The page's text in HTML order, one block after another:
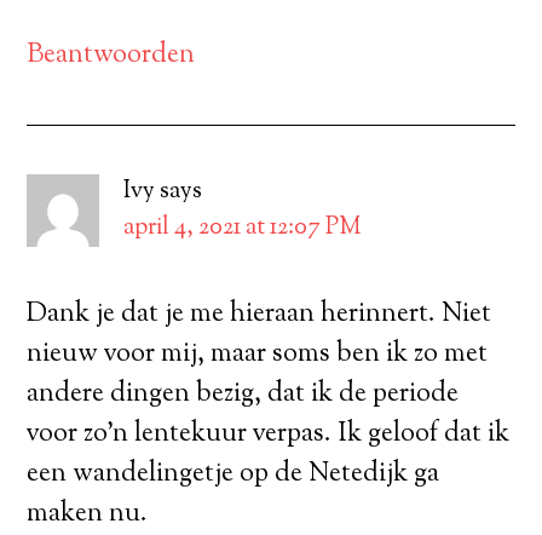
Beantwoorden
Ivy says
april 4, 2021 at 12:07 PM
Dank je dat je me hieraan herinnert. Niet
nieuw voor mij, maar soms ben ik zo met
andere dingen bezig, dat ik de periode
voor zo’n lentekuur verpas. Ik geloof dat ik
een wandelingetje op de Netedijk ga
maken nu.